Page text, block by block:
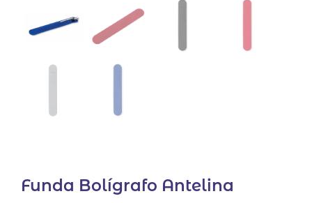
Funda Bolígrafo Antelina